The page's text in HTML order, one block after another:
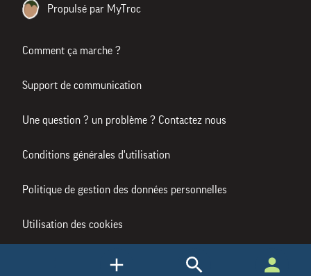
Propulsé par MyTroc
Comment ça marche ?
Support de communication
Une question ? un problème ? Contactez nous
Conditions générales d'utilisation
Politique de gestion des données personnelles
Utilisation des cookies